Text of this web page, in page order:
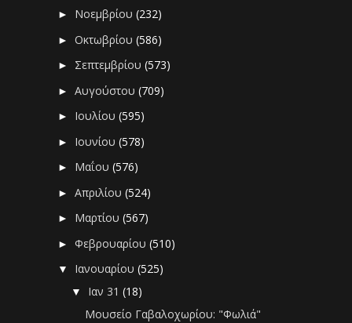
► Νοεμβρίου(232)
►Οκτωβρίου(586)
► Σεπτεμβρίου(573)
►Αυγούστου(709)
► Ιουλίου(595)
► Ιουνίου(578)
► Μαΐου(576)
►Απριλίου(524)
► Μαρτίου(567)
►Φεβρουαρίου(510)
▼ Ιανουαρίου(525)
▼ Ιαν 31(18)
Μουσείο Γαβαλοχωρίου: "Φωλιά"